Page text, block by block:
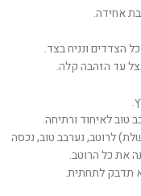
לרוטב, נערבב טוב, נכסה